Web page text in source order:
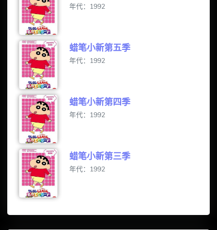
年代：1992
蜡笔小新第五季
年代：1992
蜡笔小新第四季
年代：1992
蜡笔小新第三季
年代：1992